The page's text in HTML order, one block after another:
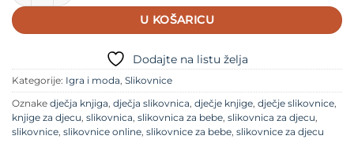
U KOŠARICU
Dodajte na listu želja
Kategorije: Igra i moda, Slikovnice
Oznake dječja knjiga, dječja slikovnica, dječje knjige, dječje slikovnice,
knjige za djecu, slikovnica, slikovnica za bebe, slikovnica za djecu,
slikovnice, slikovnice online, slikovnice za bebe, slikovnice za djecu